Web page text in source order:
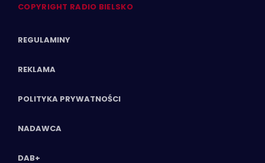
COPYRIGHT RADIO BIELSKO
REGULAMINY
REKLAMA
POLITYKA PRYWATNOŚCI
NADAWCA
DAB+